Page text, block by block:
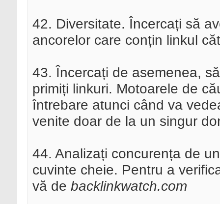
42. Diversitate. Încercați să
ancorelor care conțin linkul
43. Încercați de asemenea,
primiți linkuri. Motoarele de
întrebare atunci când va
venite doar de la un singur
44. Analizați concurența de
cuvinte cheie. Pentru a
vă de backlinkwatch.com